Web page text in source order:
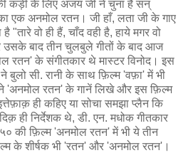
कड़ी के लिए अजय जी ने चुना है सन्
एक अनमोल रतन। जी हाँ, लता जी के गाए
वो ही हैं, चाँद वही है, हाये मगर वो
उसके बाद तीन चुलबुले गीतों के बाद आज
रतन' के संगीतकार थे मास्टर विनोद। इस
बुलो सी. रानी के साथ फ़िल्म 'वफ़ा' में भी
ने 'अनमोल रतन' के गानें लिखे और इस फ़िल्म
ही कहिए या सोचा समझा प्लैन कि
ही निर्देशक थे, डी. एन. मधोक गीतकार
की फ़िल्म 'अनमोल रतन' में भी ये तीन
के शीर्षक भी 'रतन' और 'अनमोल रतन'।